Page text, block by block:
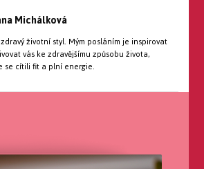
Michálková
životní styl. Mým posláním je inspirovat
vás ke zdravějšímu způsobu života,
se cítili fit a plní energie.